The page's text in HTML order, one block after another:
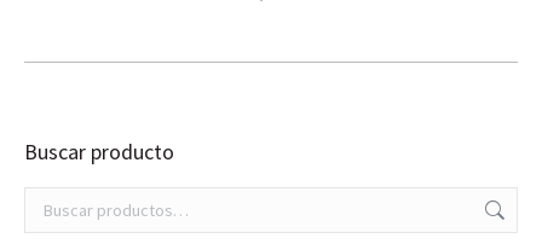
Buscar producto